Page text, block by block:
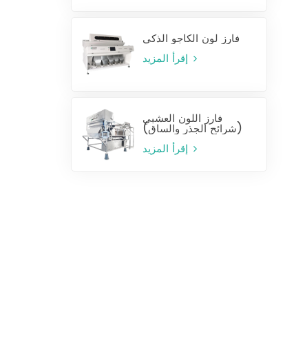
فارز لون الكاجو الذكي
إقرأ المزيد
فارز اللون العشبي
(شرائح الجذر والساق)
إقرأ المزيد